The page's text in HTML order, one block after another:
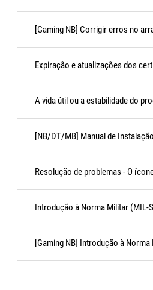
[Gaming NB] Corrigir erros no
Expiração e atualizações dos
A vida útil ou a estabilidade do
[NB/DT/MB] Manual de
Resolução de problemas - O
Introdução à Norma Militar (MIL-
[Gaming NB] Introdução à